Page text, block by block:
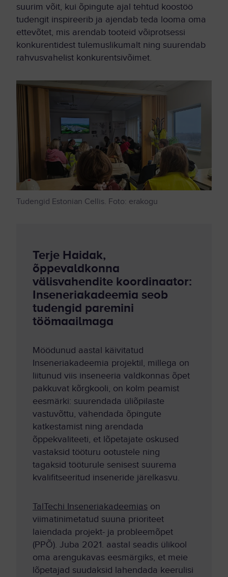
suurim võit, kui õpingute ajal tehtud koostöö
tudengit inspireerib ja ajendab teda looma oma
ettevõtet, mis arendab tooteid võiprotsessi
konkurentidest tulemuslikumalt ning suurendab
rahvusvahelist konkurentsivõimet.
Tudengid Estonian Cellis. Foto: erakogu
Terje Haidak,
õppevaldkonna
välisvahendite koordinaator:
Inseneriakadeemia seob
tudengid paremini
töömaailmaga
Möödunud aastal käivitatud
Inseneriakadeemia projektil, millega on
liitunud viis inseneeria valdkonnas õpet
pakkuvat kõrgkooli, on kolm peamist
eesmärki: suurendada üliõpilaste
vastuvõttu, vähendada õpingute
katkestamist ning arendada
õppekvaliteeti, et lõpetajate oskused
vastaksid tööturu ootustele ning
tagaksid tööturule senisest suurema
kvalifitseeritud inseneride järelkasvu.
TalTechi Inseneriakadeemias on
viimatinimetatud suuna prioriteet
laiendada projekt- ja probleemõpet
(PPÕ). Juba 2021. aastal seadis ülikool
oma arengukavas eesmärgiks, et meie
lõpetajad suudaksid lahendada keerulisi